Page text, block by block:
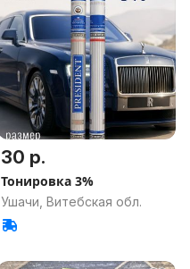
30 р.
Тонировка 3%
Ушачи, Витебская обл.